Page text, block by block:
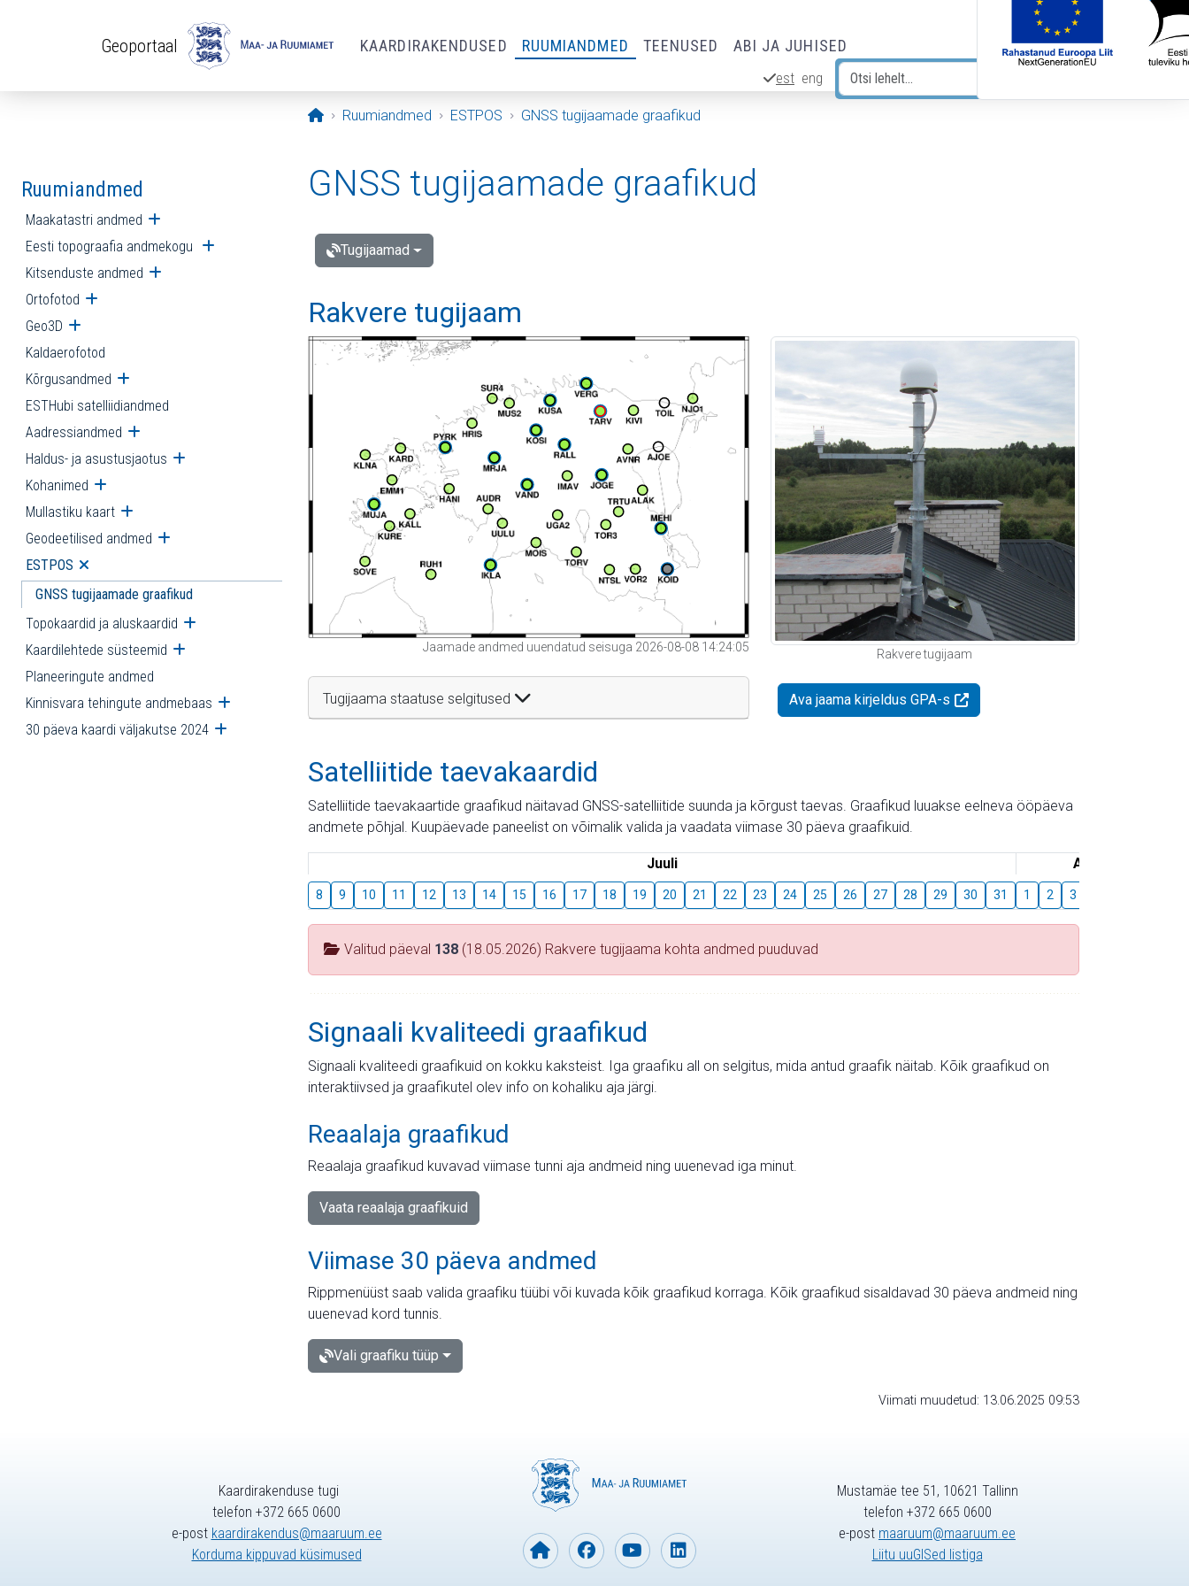
Geoportaal KAARDIRAKENDUSED RUUMIANDMED TEENUSED ABI JA JUHISED
est eng
Avaleht
Ruumiandmed ESTPOS GNSS tugijaamade graafikud
Ruumiandmed
Maakatastri andmed Ava alammenüü
Eesti topograafia andmekogu Ava alammenüü
Kitsenduste andmed Ava alammenüü
Ortofotod Ava alammenüü
Geo3D Ava alammenüü
Kaldaerofotod
Kõrgusandmed Ava alammenüü
ESTHubi satelliidiandmed
Aadressiandmed Ava alammenüü
Haldus- ja asustusjaotus Ava alammenüü
Kohanimed Ava alammenüü
Mullastiku kaart Ava alammenüü
Geodeetilised andmed Ava alammenüü
ESTPOS Ava alammenüü
GNSS tugijaamade graafikud
Topokaardid ja aluskaardid Ava alammenüü
Kaardilehtede süsteemid Ava alammenüü
Planeeringute andmed
Kinnisvara tehingute andmebaas Ava alammenüü
30 päeva kaardi väljakutse 2024 Ava alammenüü
GNSS tugijaamade graafikud
Tugijaamad
Rakvere tugijaam
Jaamade andmed uuendatud seisuga 2026-08-08 14:24:05
Tugijaama staatuse selgitused
Rakvere tugijaam
Ava jaama kirjeldus GPA-s
Satelliitide taevakaardid
Satelliitide taevakaartide graafikud näitavad GNSS-satelliitide suunda ja kõrgust taevas. Graafikud luuakse eelneva ööpäeva
andmete põhjal. Kuupäevade paneelist on võimalik valida ja vaadata viimase 30 päeva graafikuid.
Juuli August
8 9 10 11 12 13 14 15 16 17 18 19 20 21 22 23 24 25 26 27 28 29 30 31 1 2 3
Valitud päeval 138 (18.05.2026) Rakvere tugijaama kohta andmed puuduvad
Signaali kvaliteedi graafikud
Signaali kvaliteedi graafikuid on kokku kaksteist. Iga graafiku all on selgitus, mida antud graafik näitab. Kõik graafikud on
interaktiivsed ja graafikutel olev info on kohaliku aja järgi.
Reaalaja graafikud
Reaalaja graafikud kuvavad viimase tunni aja andmeid ning uuenevad iga minut.
Vaata reaalaja graafikuid
Viimase 30 päeva andmed
Rippmenüüst saab valida graafiku tüübi või kuvada kõik graafikud korraga. Kõik graafikud sisaldavad 30 päeva andmeid ning
uuenevad kord tunnis.
Vali graafiku tüüp
Viimati muudetud: 13.06.2025 09:53
Kaardirakenduse tugi
telefon +372 665 0600
e-post kaardirakendus@maaruum.ee
Korduma kippuvad küsimused
Mustamäe tee 51, 10621 Tallinn
telefon +372 665 0600
e-post maaruum@maaruum.ee
Liitu uuGISed listiga